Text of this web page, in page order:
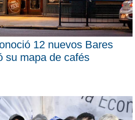
12 nuevos Bares
su mapa de cafés